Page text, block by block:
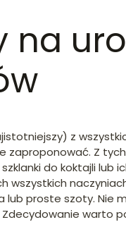
z
Z
do koktajli
wszystkich
lub proste szoty.
warto